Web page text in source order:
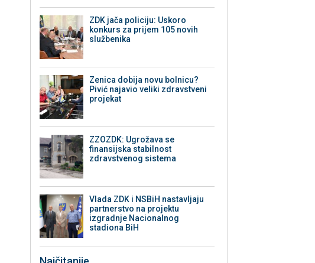
ZDK jača policiju: Uskoro
konkurs za prijem 105 novih
službenika
Zenica dobija novu bolnicu?
Pivić najavio veliki zdravstveni
projekat
ZZOZDK: Ugrožava se
finansijska stabilnost
zdravstvenog sistema
Vlada ZDK i NSBiH nastavljaju
partnerstvo na projektu
izgradnje Nacionalnog
stadiona BiH